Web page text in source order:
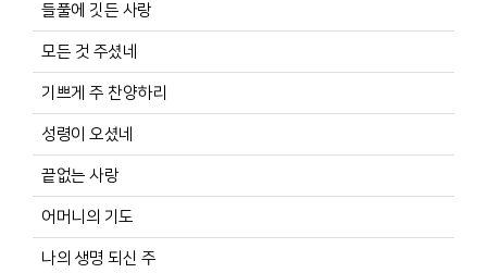
들풀에 깃든 사랑
모든 것 주셨네
기쁘게 주 찬양하리
성령이 오셨네
끝없는 사랑
어머니의 기도
나의 생명 되신 주